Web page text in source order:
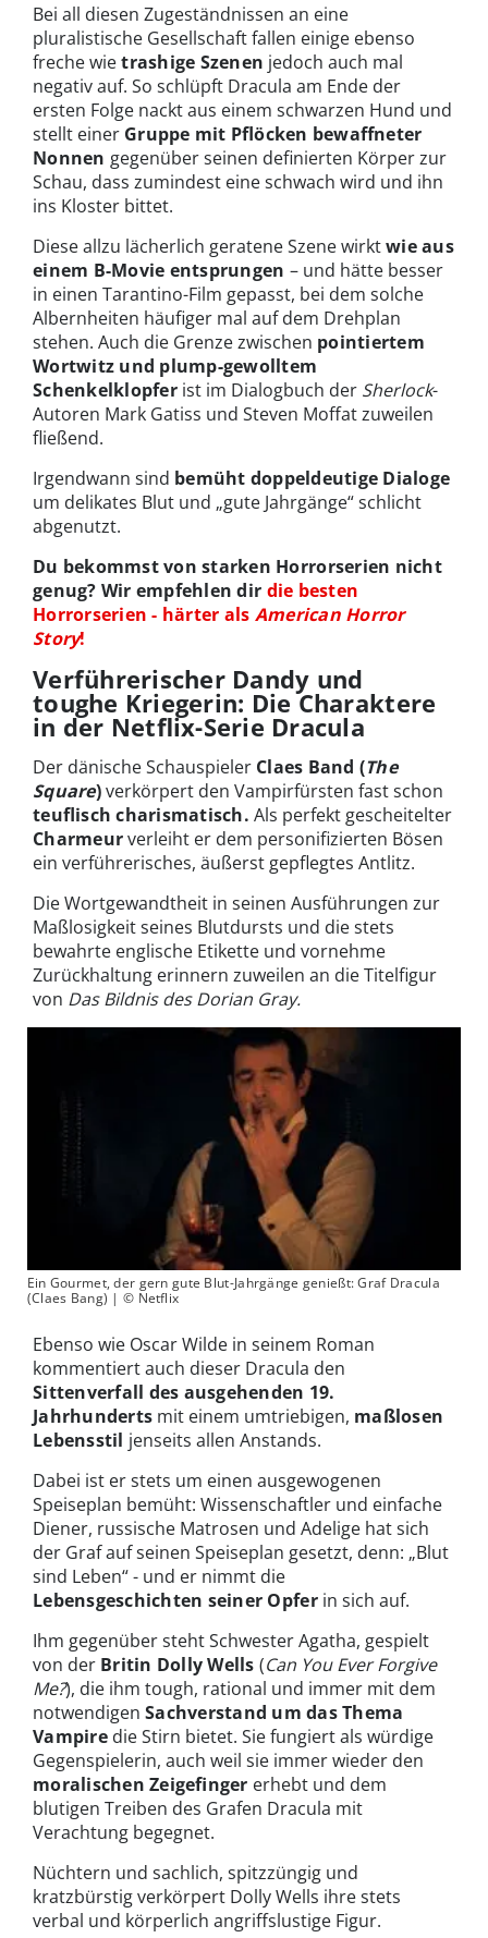
Bei all diesen Zugeständnissen an eine
pluralistische Gesellschaft fallen einige ebenso
freche wietrashige Szenen jedoch auch mal
negativ auf. So schlüpft Dracula am Ende der
ersten Folge nackt aus einem schwarzen Hund und
stellt einer Gruppe mit Pflöcken bewaffneter
Nonnen gegenüber seinen definierten Körper zur
Schau, dass zumindest eine schwach wird und ihn
ins Kloster bittet.
Diese allzu lächerlich geratene Szene wirktwie aus
einem B-Movie entsprungen – und hätte besser
in einen Tarantino-Film gepasst, bei dem solche
Albernheiten häufiger mal auf dem Drehplan
stehen. Auch die Grenze zwischen pointiertem
Wortwitz und plump-gewolltem
Schenkelklopferist im Dialogbuch der Sherlock-
Autoren Mark Gatiss und Steven Moffat zuweilen
fließend.
Irgendwann sind bemüht doppeldeutige Dialoge
um delikates Blut und „gute Jahrgänge“ schlicht
abgenutzt.
Du bekommst von starken Horrorserien nicht
genug? Wir empfehlen dir die besten
Horrorserien - härter als American Horror
Story!
Verführerischer Dandy und
toughe Kriegerin: Die Charaktere
in der Netflix-Serie Dracula
Der dänische Schauspieler Claes Band (The
Square)verkörpert den Vampirfürsten fast schon
teuflisch charismatisch. Als perfekt gescheitelter
Charmeurverleiht er dem personifizierten Bösen
ein verführerisches, äußerst gepflegtes Antlitz.
Die Wortgewandtheit in seinen Ausführungen zur
Maßlosigkeit seines Blutdursts und die stets
bewahrte englische Etikette und vornehme
Zurückhaltung erinnern zuweilen an die Titelfigur
von Das Bildnis des Dorian Gray.
Ein Gourmet, der gern gute Blut-Jahrgänge genießt: Graf Dracula
(Claes Bang) | © Netflix
Ebenso wie Oscar Wilde in seinem Roman
kommentiert auch dieser Dracula den
Sittenverfall des ausgehenden 19.
Jahrhunderts mit einem umtriebigen, maßlosen
Lebensstil jenseits allen Anstands.
Dabei ist er stets um einen ausgewogenen
Speiseplan bemüht: Wissenschaftler und einfache
Diener, russische Matrosen und Adelige hat sich
der Graf auf seinen Speiseplan gesetzt, denn: „Blut
sind Leben“ - und er nimmt die
Lebensgeschichten seiner Opferin sich auf.
Ihm gegenüber steht Schwester Agatha, gespielt
von der Britin Dolly Wells (Can You Ever Forgive
Me?), die ihm tough, rational und immer mit dem
notwendigen Sachverstand um das Thema
Vampiredie Stirn bietet. Sie fungiert als würdige
Gegenspielerin, auch weil sie immer wieder den
moralischen Zeigefinger erhebt und dem
blutigen Treiben des Grafen Dracula mit
Verachtung begegnet.
Nüchtern und sachlich, spitzzüngig und
kratzbürstig verkörpert Dolly Wells ihre stets
verbal und körperlich angriffslustige Figur.